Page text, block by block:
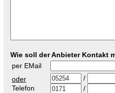
Wie soll der Anbieter Kontakt
per EMail
oder
Telefon
/
/